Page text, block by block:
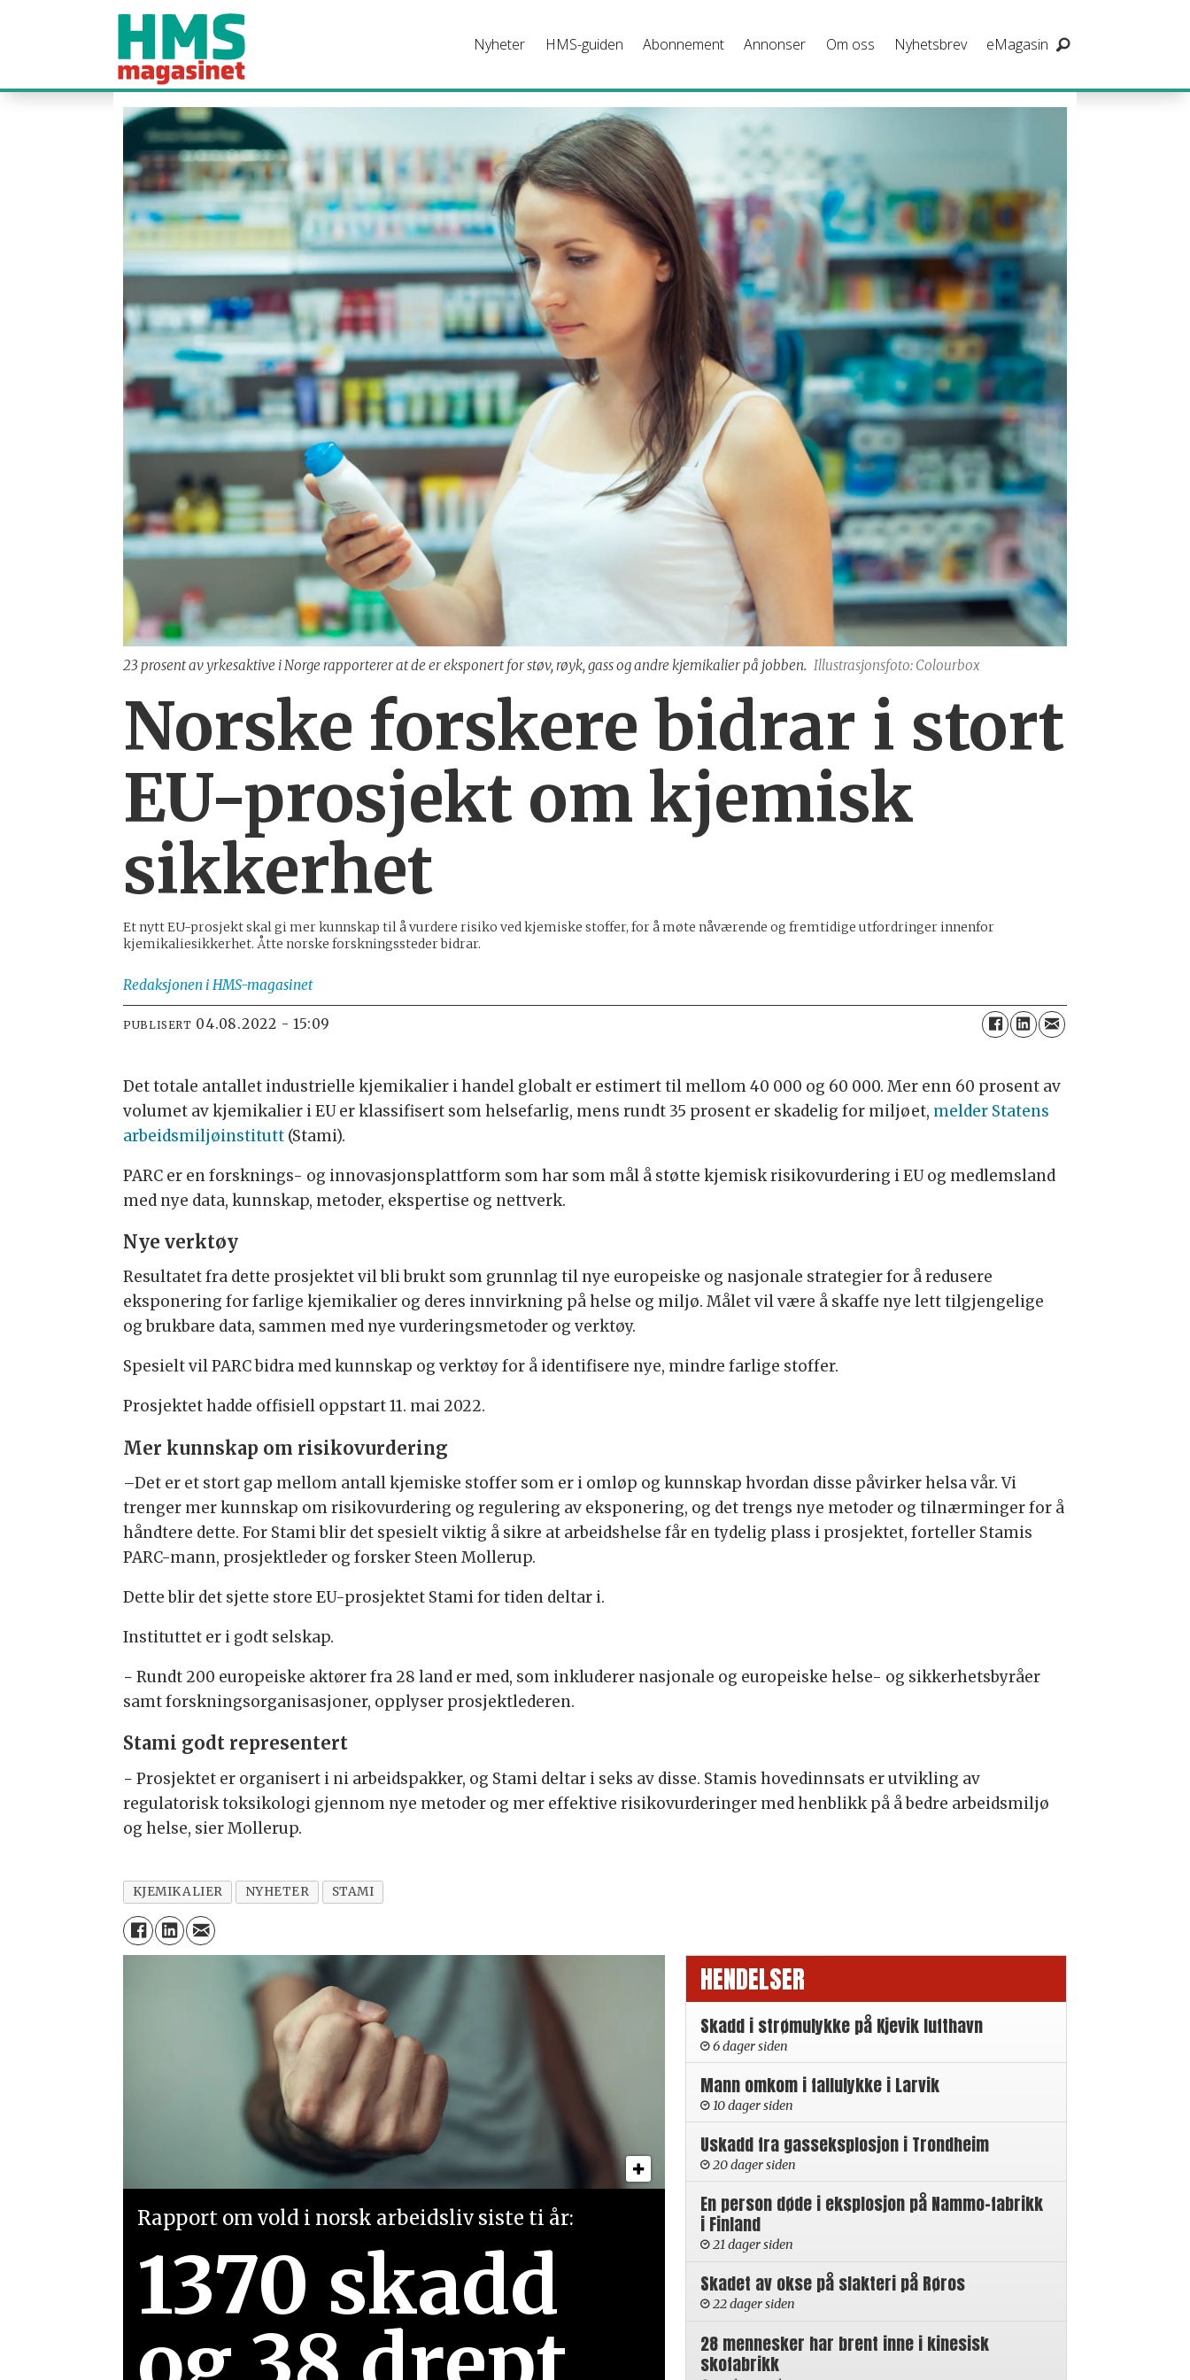
Nyheter HMS-guiden Abonnement Annonser Om oss Nyhetsbrev eMagasin
23 prosent av yrkesaktive i Norge rapporterer at de er eksponert for støv, røyk, gass og andre kjemikalier på jobben. Illustrasjonsfoto: Colourbox
Norske forskere bidrar i stort
EU-prosjekt om kjemisk
sikkerhet
Et nytt EU-prosjekt skal gi mer kunnskap til å vurdere risiko ved kjemiske stoffer, for å møte nåværende og fremtidige utfordringer innenfor
kjemikaliesikkerhet. Åtte norske forskningssteder bidrar.
Redaksjonen i HMS-magasinet
PUBLISERT 04.08.2022 - 15:09
Det totale antallet industrielle kjemikalier i handel globalt er estimert til mellom 40 000 og 60 000. Mer enn 60 prosent av
volumet av kjemikalier i EU er klassifisert som helsefarlig, mens rundt 35 prosent er skadelig for miljøet, melder Statens
arbeidsmiljø­institutt (Stami).
PARC er en forsknings- og innovasjons­plattform som har som mål å støtte kjemisk risiko­vurdering i EU og medlemsland
med nye data, kunnskap, metoder, ekspertise og nettverk.
Nye verktøy
Resultatet fra dette prosjektet vil bli brukt som grunnlag til nye euro­peiske og nasjonale strategier for å redusere
eksponering for farlige kjemi­kalier og deres inn­virkning på helse og miljø. Målet vil være å skaffe nye lett tilgjengelige
og brukbare data, sammen med nye vurderings­metoder og verktøy.
Spesielt vil PARC bidra med kunnskap og verktøy for å identi­fisere nye, mindre farlige stoffer.
Prosjektet hadde offisiell oppstart 11. mai 2022.
Mer kunnskap om risikovurdering
–Det er et stort gap mellom antall kjemiske stoffer som er i omløp og kunnskap hvordan disse påvirker helsa vår. Vi
trenger mer kunnskap om risiko­vurdering og regulering av eksponering, og det trengs nye metoder og tilnærminger for å
håndtere dette. For Stami blir det spesielt viktig å sikre at arbeids­helse får en tydelig plass i prosjektet, forteller Stamis
PARC-mann, prosjekt­leder og forsker Steen Mollerup.
Dette blir det sjette store EU-prosjektet Stami for tiden deltar i.
Instituttet er i godt selskap.
− Rundt 200 europeiske aktører fra 28 land er med, som inkluderer nasjonale og europeiske helse- og sikkerhets­byråer
samt forsknings­organisasjoner, opplyser prosjekt­lederen.
Stami godt representert
− Prosjektet er organisert i ni arbeids­pakker, og Stami deltar i seks av disse. Stamis hoved­innsats er utvikling av
regulatorisk toksikologi gjennom nye metoder og mer effektive risiko­vurderinger med henblikk på å bedre arbeidsmiljø
og helse, sier Mollerup.
KJEMIKALIER NYHETER STAMI
Rapport om vold i norsk arbeidsliv siste ti år:
1370 skadd
HENDELSER
Skadd i strømulykke på Kjevik lufthavn
6 dager siden
Mann omkom i fallulykke i Larvik
10 dager siden
Uskadd fra gasseksplosjon i Trondheim
20 dager siden
En person døde i eksplosjon på Nammo-fabrikk
i Finland
21 dager siden
Skadet av okse på slakteri på Røros
22 dager siden
28 mennesker har brent inne i kinesisk
skofabrikk